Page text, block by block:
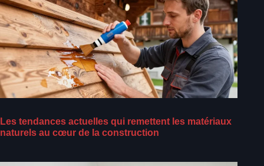
Les tendances actuelles qui remettent les matériaux
naturels au cœur de la construction